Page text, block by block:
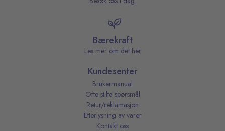
Bærekraft
Les mer om det her
Kundesenter
Brukermanual
Ofte stilte spørsmål
Retur/reklamasjon
Etterlysning av varer
Kontakt oss